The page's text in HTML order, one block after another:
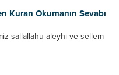
HAFTALIK VİRD Pazartesi
Star TV –...
Kuran Okumanın Sevabı
sallallahu aleyhi ve sellem